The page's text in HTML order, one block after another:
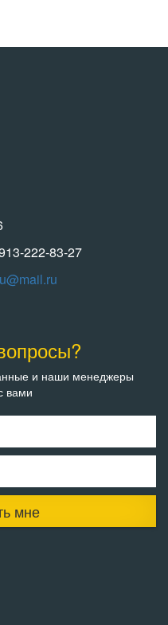
222-83-27
и наши менеджеры
вами
мне